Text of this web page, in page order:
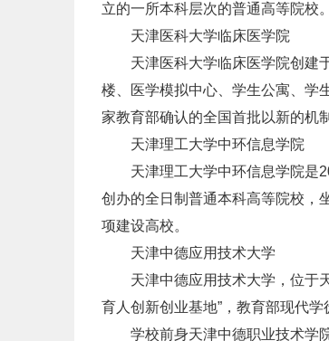
立的一所本科层次的普通高等院校。
天津医科大学临床医学院
天津医科大学临床医学院创建于
楼、医学模拟中心、学生公寓、学
家教育部确认的全国首批以新的机
天津理工大学中环信息学院
天津理工大学中环信息学院是
创办的全日制普通本科高等院校，
项建设高校。
天津中德应用技术大学
天津中德应用技术大学，位于天
育人创新创业基地”，教育部现代学
学校前身天津中德职业技术学院